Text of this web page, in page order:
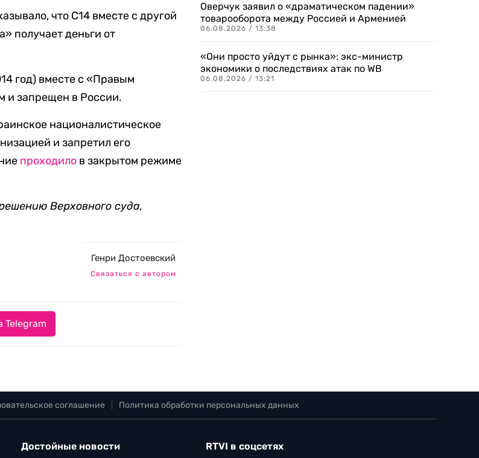
что С14 вместе с другой
получает деньги от
год) вместе с «Правым
и запрещен в России.
националистическое
и запретил его
проходило в закрытом режиме
Верховного суда,
Генри Достоевский
Связаться с автором
Telegram
Оверчук заявил о «драматическом падении»
товарооборота между Россией и Арменией
06.08.2026 / 13:38
«Они просто уйдут с рынка»: экс-министр
экономики о последствиях атак по WB
06.08.2026 / 13:21
соглашение Политика обработки персональных данных
Достойные новости RTVI в соцсетях